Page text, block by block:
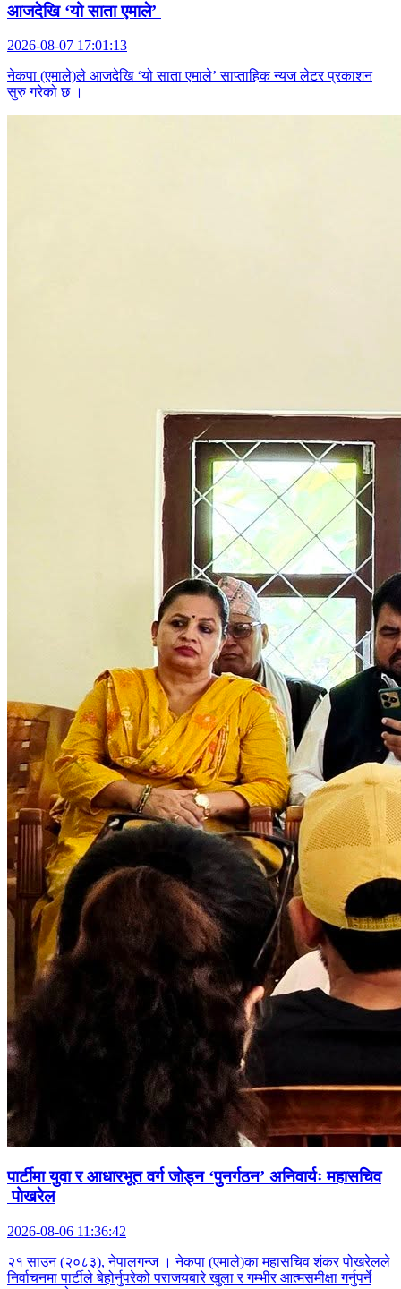
आजदेखि ‘यो साता एमाले’
2026-08-07 17:01:13
नेकपा (एमाले)ले आजदेखि ‘यो साता एमाले’ साप्ताहिक न्यज लेटर प्रकाशन
सुरु गरेको छ ।
पार्टीमा युवा र आधारभूत वर्ग जोड्न ‘पुनर्गठन’ अनिवार्यः महासचिव
पोखरेल
2026-08-06 11:36:42
२१ साउन (२०८३), नेपालगन्ज । नेकपा (एमाले)का महासचिव शंकर पोखरेलले
निर्वाचनमा पार्टीले बेहोर्नुपरेको पराजयबारे खुला र गम्भीर आत्मसमीक्षा गर्नुपर्ने